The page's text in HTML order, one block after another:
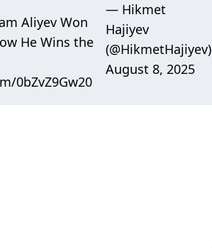
Aliyev Won
He Wins the
0bZvZ9Gw20
— Hikmet
Hajiyev
(@HikmetHajiyev)
August 8, 2025